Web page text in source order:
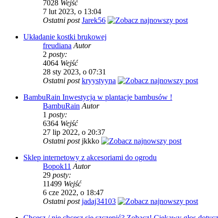
7028 Wejść
7 lut 2023, o 13:04
Ostatni postJarek56
Układanie kostki brukowej
freudiana Autor
2 posty:
4064 Wejść
28 sty 2023, o 07:31
Ostatni postkryystyyna
BambuRain Inwestycja w plantacje bambusów !
BambuRain Autor
1 posty:
6364 Wejść
27 lip 2022, o 20:37
Ostatni postjkkko
Sklep internetowy z akcesoriami do ogrodu
Bopok11 Autor
29 posty:
11499 Wejść
6 cze 2022, o 18:47
Ostatni postjadaj34103